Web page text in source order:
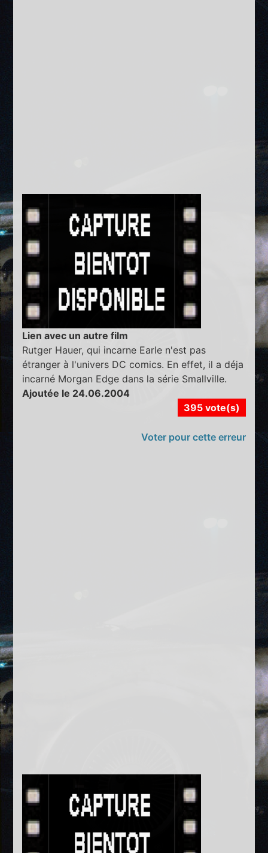
Lien avec un autre film
Rutger Hauer, qui incarne Earle n'est pas
étranger à l'univers DC comics. En effet, il a déja
incarné Morgan Edge dans la série Smallville.
Ajoutée le 24.06.2004
395 vote(s)
Voter pour cette erreur